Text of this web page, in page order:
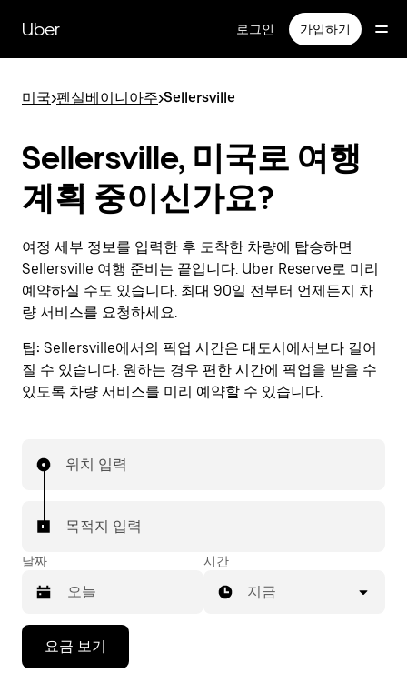
Uber 로그인 가입하기
미국>펜실베이니아주>Sellersville
Sellersville, 미국로 여행
계획 중이신가요?
여정 세부 정보를 입력한 후 도착한 차량에 탑승하면
Sellersville 여행 준비는 끝입니다. Uber Reserve로 미리
예약하실 수도 있습니다. 최대 90일 전부터 언제든지 차
량 서비스를 요청하세요.
팁: Sellersville에서의 픽업 시간은 대도시에서보다 길어
질 수 있습니다. 원하는 경우 편한 시간에 픽업을 받을 수
있도록 차량 서비스를 미리 예약할 수 있습니다.
위치 입력
목적지 입력
날짜 시간
지금
요금 보기